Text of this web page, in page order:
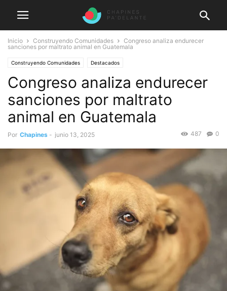
Inicio Construyendo Comunidades
Congreso analiza endurecer
sanciones por maltrato animal en Guatemala
Construyendo Comunidades Destacados
Congreso analiza endurecer
sanciones por maltrato
animal en Guatemala
Por Chapines - junio 13, 2025 0
487